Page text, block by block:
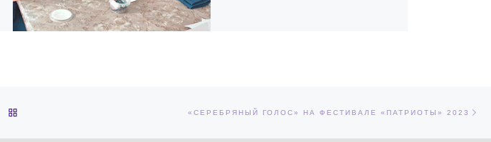
«СЕРЕБРЯНЫЙ ГОЛОС» НА ФЕСТИВАЛЕ «ПАТРИОТЫ» 2023